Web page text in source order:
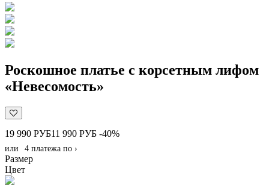
Роскошное платье с корсетным лифом
«Невесомость»
19 990 РУБ11 990 РУБ -40%
или 4 платежа по ›
Размер
Цвет